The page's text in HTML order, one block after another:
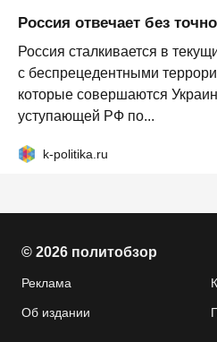
Россия отвечает без
Россия сталкивается в
с беспрецедентными
которые совершаются
уступающей РФ по...
k-politika.ru
© 2026 политобзор
Реклама
Об издании